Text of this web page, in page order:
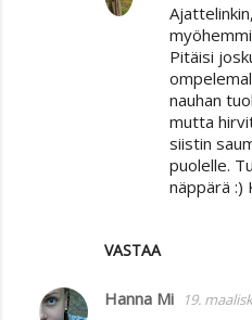
VASTAA
Pitäisi
nauhan
mutta
siistin
puolelle.
näppärä :)
Hanna Mi 19.